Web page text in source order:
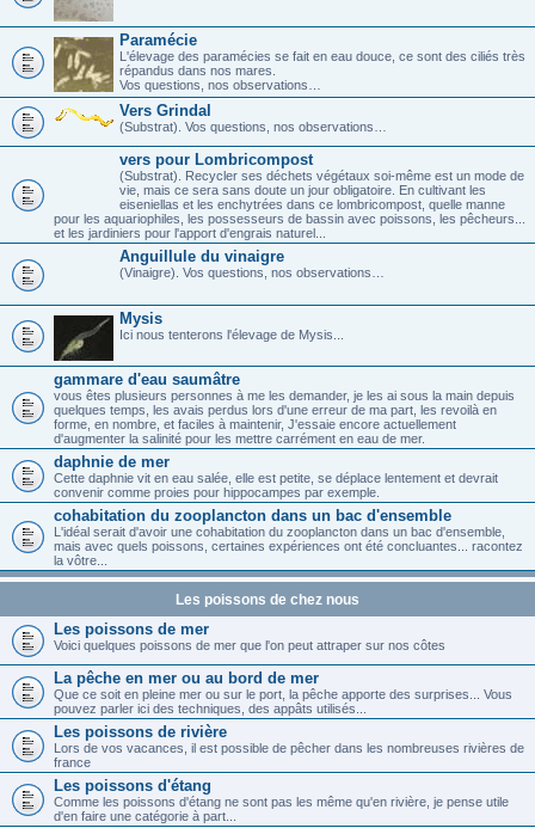
Paramécie
L'élevage des paramécies se fait en eau douce, ce sont des ciliés très
répandus dans nos mares.
Vos questions, nos observations…
Vers Grindal
(Substrat). Vos questions, nos observations…
vers pour Lombricompost
(Substrat). Recycler ses déchets végétaux soi-même est un mode de
vie, mais ce sera sans doute un jour obligatoire. En cultivant les
eiseniellas et les enchytrées dans ce lombricompost, quelle manne
pour les aquariophiles, les possesseurs de bassin avec poissons, les pêcheurs...
et les jardiniers pour l'apport d'engrais naturel...
Anguillule du vinaigre
(Vinaigre). Vos questions, nos observations…
Mysis
Ici nous tenterons l'élevage de Mysis...
gammare d'eau saumâtre
vous êtes plusieurs personnes à me les demander, je les ai sous la main depuis
quelques temps, les avais perdus lors d'une erreur de ma part, les revoilà en
forme, en nombre, et faciles à maintenir, J'essaie encore actuellement
d'augmenter la salinité pour les mettre carrément en eau de mer.
daphnie de mer
Cette daphnie vit en eau salée, elle est petite, se déplace lentement et devrait
convenir comme proies pour hippocampes par exemple.
cohabitation du zooplancton dans un bac d'ensemble
L'idéal serait d'avoir une cohabitation du zooplancton dans un bac d'ensemble,
mais avec quels poissons, certaines expériences ont été concluantes... racontez
la vôtre...
Les poissons de chez nous
Les poissons de mer
Voici quelques poissons de mer que l'on peut attraper sur nos côtes
La pêche en mer ou au bord de mer
Que ce soit en pleine mer ou sur le port, la pêche apporte des surprises... Vous
pouvez parler ici des techniques, des appâts utilisés...
Les poissons de rivière
Lors de vos vacances, il est possible de pêcher dans les nombreuses rivières de
france
Les poissons d'étang
Comme les poissons d'étang ne sont pas les même qu'en rivière, je pense utile
d'en faire une catégorie à part...